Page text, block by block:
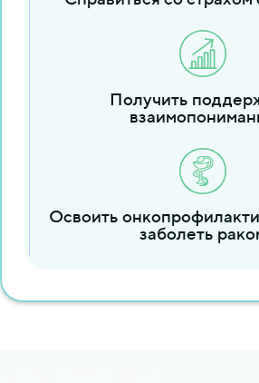
Получить
Освоить
заболеть